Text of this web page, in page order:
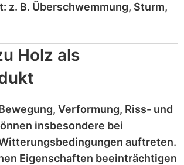
z. B. Überschwemmung, Sturm,
Holz als
Verformung, Riss- und
insbesondere bei
auftreten.
Eigenschaften beeinträchtigen